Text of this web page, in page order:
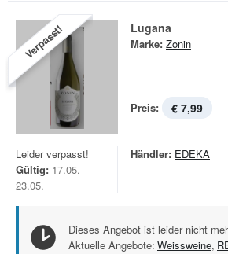
Verpasst! Lugana
Marke: Zonin
Preis: € 7,99
Leider verpasst!
Gültig: 17.05. -
23.05.
Händler: EDEKA
Dieses Angebot ist leider nicht
Aktuelle Angebote: Weissweine,